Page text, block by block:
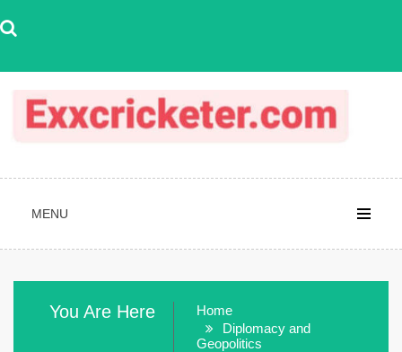
to
MENU
You Are Here
Home
Diplomacy and
Geopolitics